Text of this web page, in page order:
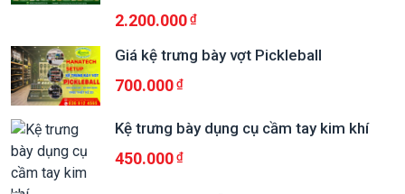
2.200.000
Giá kệ trưng bày vợt Pickleball
700.000
Kệ trưng bày dụng cụ cầm tay kim khí
450.000